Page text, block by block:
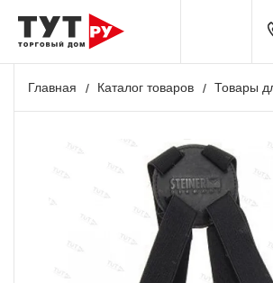
Главная Каталог товаров Товары